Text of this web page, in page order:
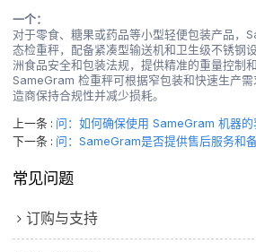
一个：
对于零食、糖果或药品等小型轻便包装产品，
态检重秤，配备紧凑型输送机和卫生级不锈钢
洲食品安全和包装法规，提供精准的重量控制
SameGram 检重秤可根据窄包装和快速生产需
造商保持合规性并减少损耗。
上一条
下一条
问：SameGram是否提供售后服务和备
常见问题
订购与支持